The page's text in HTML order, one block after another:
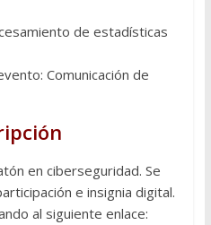
de estadísticas
Comunicación de
en ciberseguridad. Se
e insignia digital.
al siguiente enlace: